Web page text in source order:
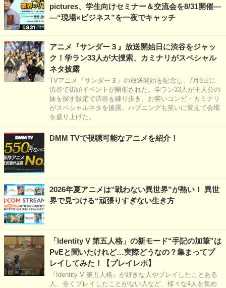
pictures、学生向けセミナー＆交流会を8/31開催―
―“現場×ビジネス”を一夜でキャッチ
アニメ『サンダー３』放送開始日に渋谷をジャッ
ク！学ラン33人が大捜索、カミナリがスペシャル
ネタ披露
TVアニメ『サンダー３』の放送開始を記念し、7月8日に
渋谷で街頭イベントが開催された。学ラン33人が主人公の
妹を探す設定で渋谷を練り歩き、お笑いコンビ・カミナリ
がスペシャルネタを披露。ハプニングも笑いに変えて会場
を盛り上げた。
DMM TVで視聴可能なアニメを紹介！
2026年夏アニメは“戦わない異世界”が熱い！ 異世
界で見つける“頑張りすぎない生き方
「Identity V 第五人格」の新モード“手記の加筆”は
PvEと聞いたけれど…実際どうなの？集まってプ
レイしてみた！【プレイレポ】
『Identity V 第五人格』が好きな人やプレイしたことある
人、全くプレイしたことがない人など、様々な4人を集め